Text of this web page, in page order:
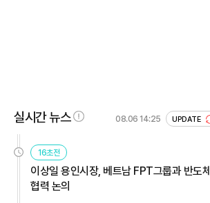
실시간 뉴스 08.06 14:25 UPDATE
16초전
이상일 용인시장, 베트남 FPT그룹과 반도체
협력 논의